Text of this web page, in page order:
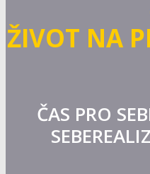
ŽIVOT NA
ČAS PRO